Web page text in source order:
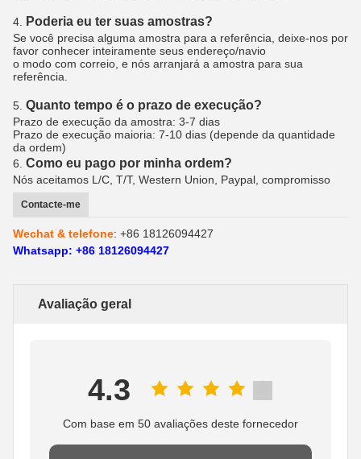
4. Poderia eu ter suas amostras?
Se você precisa alguma amostra para a referência, deixe-nos por
favor conhecer inteiramente seus endereço/navio
o modo com correio, e nós arranjará a amostra para sua
referência.
5. Quanto tempo é o prazo de execução?
Prazo de execução da amostra: 3-7 dias
Prazo de execução maioria: 7-10 dias (depende da quantidade
da ordem)
6. Como eu pago por minha ordem?
Nós aceitamos L/C, T/T, Western Union, Paypal, compromisso
Contacte-me
Wechat & telefone: +86 18126094427
Whatsapp: +86 18126094427
Avaliação geral
4.3
Com base em 50 avaliações deste fornecedor